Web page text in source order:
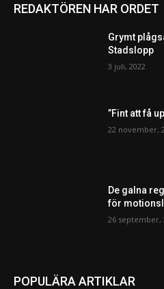
REDAKTÖREN HAR ORDET
Grymt
Stadslopp
3 juli, 2022
”Fint att få
22 november,
De galna
för
26 september,
POPULÄRA ARTIKLAR